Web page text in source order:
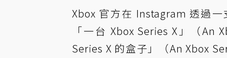
Xbox 官方在 Instagram 透過
「一台 Xbox Series X」（An
Series X 的盒子」（An Xbox